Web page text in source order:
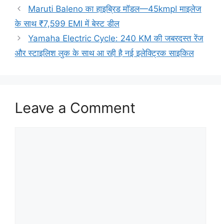
Maruti Baleno का हाइब्रिड मॉडल—45kmpl माइलेज
के साथ ₹7,599 EMI में बेस्ट डील
Yamaha Electric Cycle: 240 KM की जबरदस्त रेंज
और स्टाइलिश लुक के साथ आ रही है नई इलेक्ट्रिक साइकिल
Leave a Comment